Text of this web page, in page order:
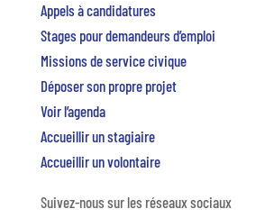
Appels à candidatures
Stages pour demandeurs d’emploi
Missions de service civique
Déposer son propre projet
Voir l’agenda
Accueillir un stagiaire
Accueillir un volontaire
Suivez-nous sur les réseaux sociaux